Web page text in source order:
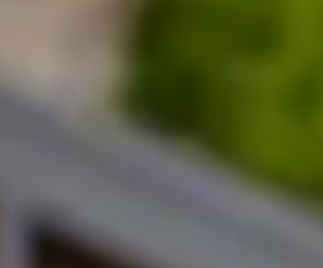
成绩后，将会自动颁发。
研究型硕士/实习硕士/博士/博士
限期滞留英国的申请人，或持陪